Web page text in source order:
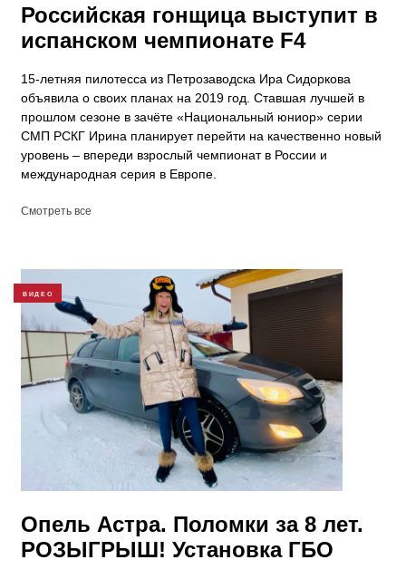
Российская гонщица выступит в
испанском чемпионате F4
15-летняя пилотесса из Петрозаводска Ира Сидоркова
объявила о своих планах на 2019 год. Ставшая лучшей в
прошлом сезоне в зачёте «Национальный юниор» серии
СМП РСКГ Ирина планирует перейти на качественно новый
уровень – впереди взрослый чемпионат в России и
международная серия в Европе.
Смотреть все
ВИДЕО
Опель Астра. Поломки за 8 лет.
РОЗЫГРЫШ! Установка ГБО